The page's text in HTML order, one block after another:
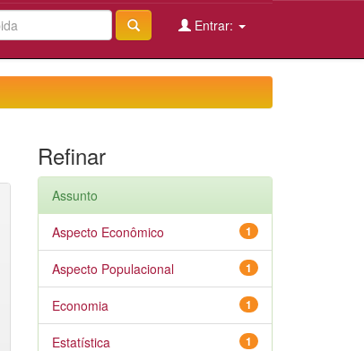
Entrar:
Refinar
Assunto
1
Aspecto Econômico
1
Aspecto Populacional
1
Economia
1
Estatística